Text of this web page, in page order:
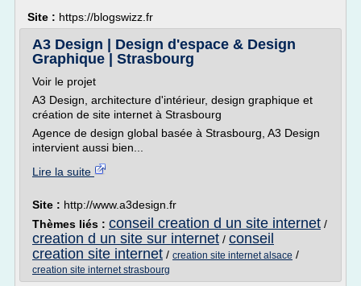
Site : https://blogswizz.fr
A3 Design | Design d'espace & Design
Graphique | Strasbourg
Voir le projet
A3 Design, architecture d'intérieur, design graphique et
création de site internet à Strasbourg
Agence de design global basée à Strasbourg, A3 Design
intervient aussi bien...
Lire la suite
Site : http://www.a3design.fr
Thèmes liés : conseil creation d un site internet /
creation d un site sur internet / conseil
creation site internet / creation site internet alsace /
creation site internet strasbourg